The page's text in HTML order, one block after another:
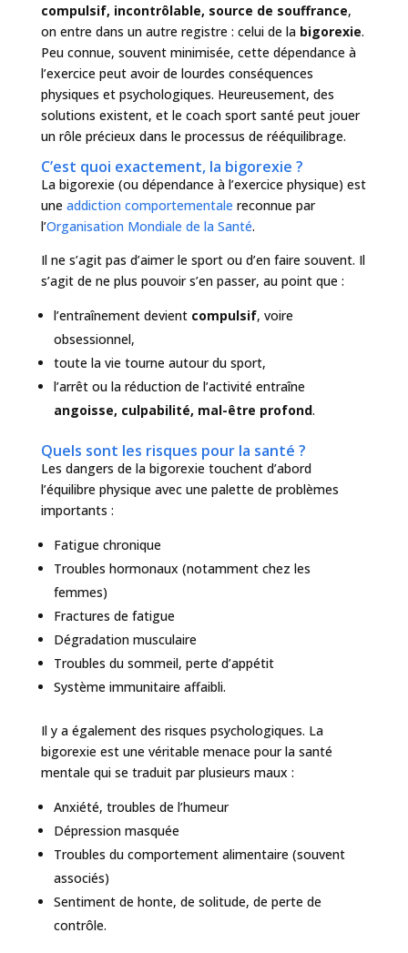
compulsif, incontrôlable, source de souffrance,
on entre dans un autre registre : celui de la bigorexie.
Peu connue, souvent minimisée, cette dépendance à
l’exercice peut avoir de lourdes conséquences
physiques et psychologiques. Heureusement, des
solutions existent, et le coach sport santé peut jouer
un rôle précieux dans le processus de rééquilibrage.
C’est quoi exactement, la bigorexie ?
La bigorexie (ou dépendance à l’exercice physique) est
une addiction comportementale reconnue par
l’Organisation Mondiale de la Santé.
Il ne s’agit pas d’aimer le sport ou d’en faire souvent. Il
s’agit de ne plus pouvoir s’en passer, au point que :
l’entraînement devient compulsif, voire
obsessionnel,
toute la vie tourne autour du sport,
l’arrêt ou la réduction de l’activité entraîne
angoisse, culpabilité, mal-être profond.
Quels sont les risques pour la santé ?
Les dangers de la bigorexie touchent d’abord
l’équilibre physique avec une palette de problèmes
importants :
Fatigue chronique
Troubles hormonaux (notamment chez les
femmes)
Fractures de fatigue
Dégradation musculaire
Troubles du sommeil, perte d’appétit
Système immunitaire affaibli.
Il y a également des risques psychologiques. La
bigorexie est une véritable menace pour la santé
mentale qui se traduit par plusieurs maux :
Anxiété, troubles de l’humeur
Dépression masquée
Troubles du comportement alimentaire (souvent
associés)
Sentiment de honte, de solitude, de perte de
contrôle.